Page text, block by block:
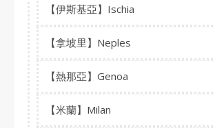
【伊斯基亞】Ischia
【拿坡里】Neples
【熱那亞】Genoa
【米蘭】Milan